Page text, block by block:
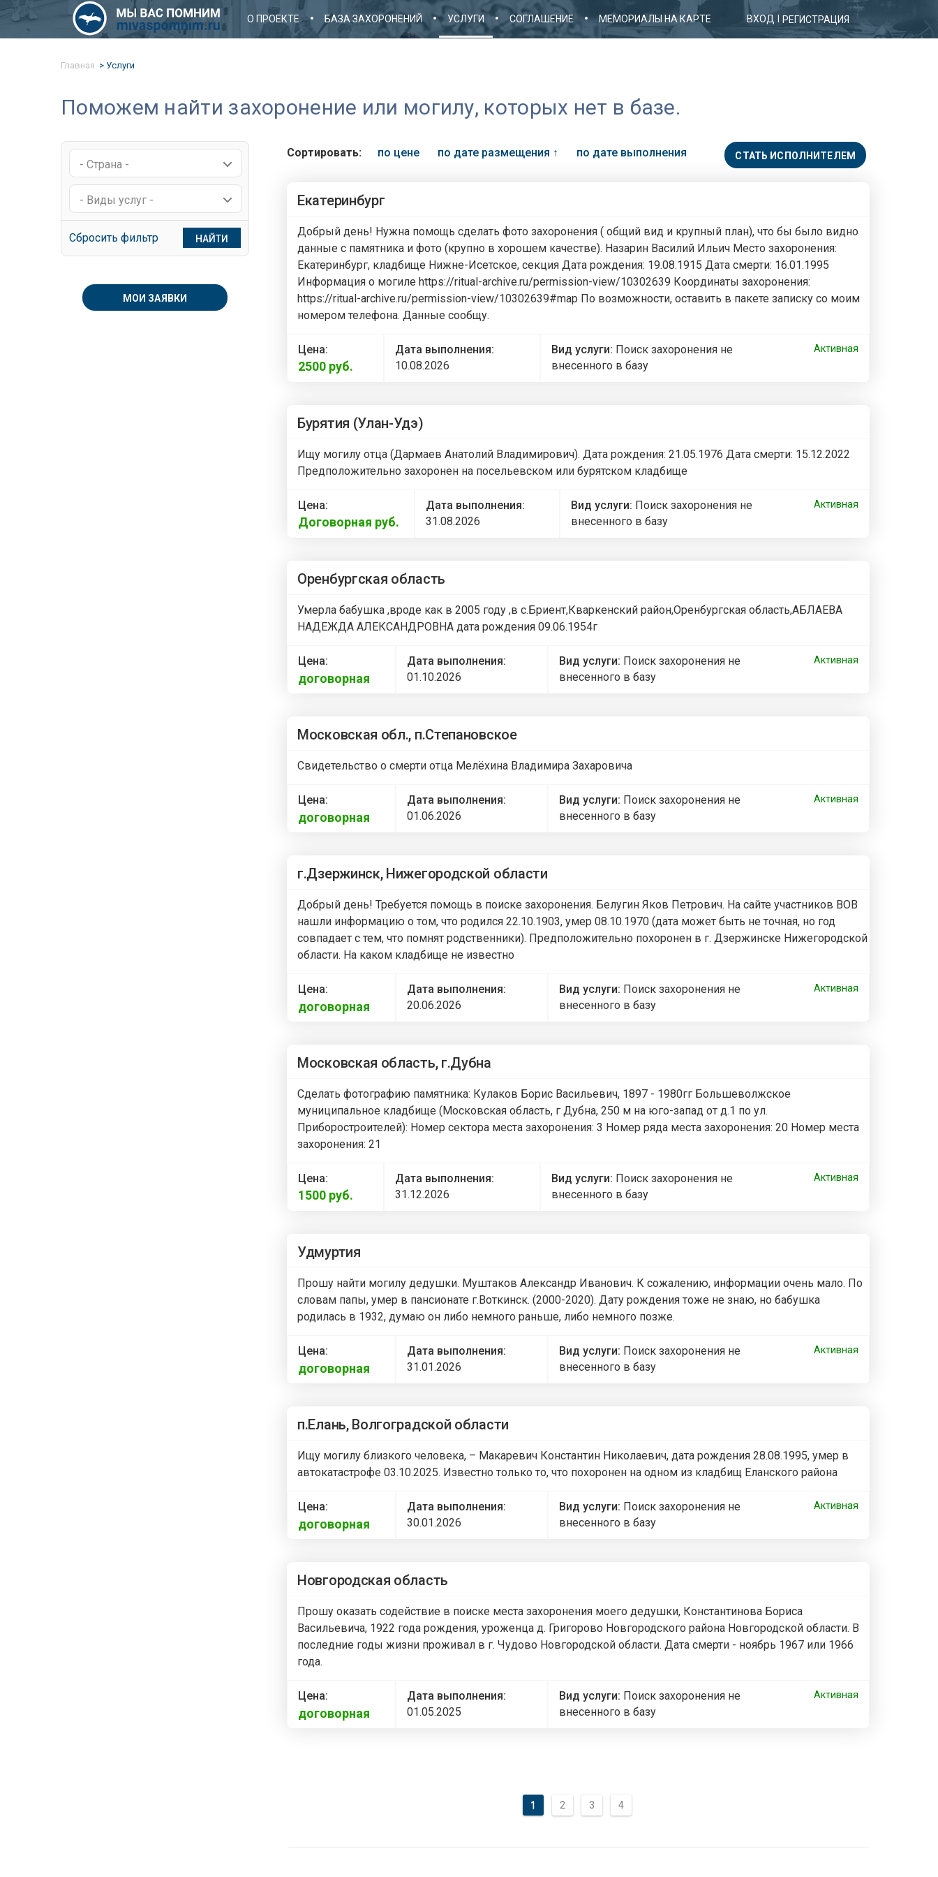
О ПРОЕКТЕ БАЗА ЗАХОРОНЕНИЙ УСЛУГИ СОГЛАШЕНИЕ МЕМОРИАЛЫ НА КАРТЕ ВХОД РЕГИСТРАЦИЯ
Главная Услуги
Поможем найти захоронение или могилу, которых нет в базе.
- Страна -
- Виды услуг -
НАЙТИ
Сбросить фильтр
МОИ ЗАЯВКИ
СТАТЬ ИСПОЛНИТЕЛЕМ
Сортировать: по цене по дате размещения ↑ по дате выполнения
Екатеринбург
Добрый день! Нужна помощь сделать фото захоронения ( общий вид и крупный план), что бы было видно
данные с памятника и фото (крупно в хорошем качестве). Назарин Василий Ильич Место захоронения:
Екатеринбург, кладбище Нижне-Исетское, секция Дата рождения: 19.08.1915 Дата смерти: 16.01.1995
Информация о могиле https://ritual-archive.ru/permission-view/10302639 Координаты захоронения:
https://ritual-archive.ru/permission-view/10302639#map По возможности, оставить в пакете записку со моим
номером телефона. Данные сообщу.
Цена:
2500 руб.
Дата выполнения:
10.08.2026
Вид услуги: Поиск захоронения не
внесенного в базу
Активная
Бурятия (Улан-Удэ)
Ищу могилу отца (Дармаев Анатолий Владимирович). Дата рождения: 21.05.1976 Дата смерти: 15.12.2022
Предположительно захоронен на посельевском или бурятском кладбище
Цена:
Договорная руб.
Дата выполнения:
31.08.2026
Вид услуги: Поиск захоронения не
внесенного в базу
Активная
Оренбургская область
Умерла бабушка ,вроде как в 2005 году ,в с.Бриент,Кваркенский район,Оренбургская область,АБЛАЕВА
НАДЕЖДА АЛЕКСАНДРОВНА дата рождения 09.06.1954г
Цена:
договорная
Дата выполнения:
01.10.2026
Вид услуги: Поиск захоронения не
внесенного в базу
Активная
Московская обл., п.Степановское
Свидетельство о смерти отца Мелёхина Владимира Захаровича
Цена:
договорная
Дата выполнения:
01.06.2026
Вид услуги: Поиск захоронения не
внесенного в базу
Активная
г.Дзержинск, Нижегородской области
Добрый день! Требуется помощь в поиске захоронения. Белугин Яков Петрович. На сайте участников ВОВ
нашли информацию о том, что родился 22.10.1903, умер 08.10.1970 (дата может быть не точная, но год
совпадает с тем, что помнят родственники). Предположительно похоронен в г. Дзержинске Нижегородской
области. На каком кладбище не известно
Цена:
договорная
Дата выполнения:
20.06.2026
Вид услуги: Поиск захоронения не
внесенного в базу
Активная
Московская область, г.Дубна
Сделать фотографию памятника: Кулаков Борис Васильевич, 1897 - 1980гг Большеволжское
муниципальное кладбище (Московская область, г Дубна, 250 м на юго-запад от д.1 по ул.
Приборостроителей): Номер сектора места захоронения: 3 Номер ряда места захоронения: 20 Номер места
захоронения: 21
Цена:
1500 руб.
Дата выполнения:
31.12.2026
Вид услуги: Поиск захоронения не
внесенного в базу
Активная
Удмуртия
Прошу найти могилу дедушки. Муштаков Александр Иванович. К сожалению, информации очень мало. По
словам папы, умер в пансионате г.Воткинск. (2000-2020). Дату рождения тоже не знаю, но бабушка
родилась в 1932, думаю он либо немного раньше, либо немного позже.
Цена:
договорная
Дата выполнения:
31.01.2026
Вид услуги: Поиск захоронения не
внесенного в базу
Активная
п.Елань, Волгоградской области
Ищу могилу близкого человека, – Макаревич Константин Николаевич, дата рождения 28.08.1995, умер в
автокатастрофе 03.10.2025. Известно только то, что похоронен на одном из кладбищ Еланского района
Цена:
договорная
Дата выполнения:
30.01.2026
Вид услуги: Поиск захоронения не
внесенного в базу
Активная
Новгородская область
Прошу оказать содействие в поиске места захоронения моего дедушки, Константинова Бориса
Васильевича, 1922 года рождения, уроженца д. Григорово Новгородского района Новгородской области. В
последние годы жизни проживал в г. Чудово Новгородской области. Дата смерти - ноябрь 1967 или 1966
года.
Цена:
договорная
Дата выполнения:
01.05.2025
Вид услуги: Поиск захоронения не
внесенного в базу
Активная
1 2 3 4